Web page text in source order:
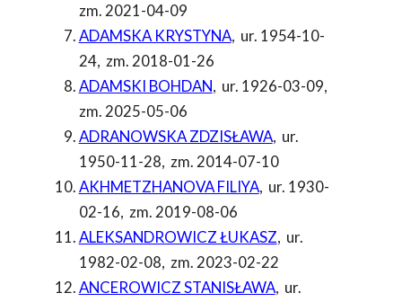
zm. 2021-04-09
ADAMSKA KRYSTYNA, ur. 1954-10-
24, zm. 2018-01-26
ADAMSKI BOHDAN, ur. 1926-03-09,
zm. 2025-05-06
ADRANOWSKA ZDZISŁAWA, ur.
1950-11-28, zm. 2014-07-10
AKHMETZHANOVA FILIYA, ur. 1930-
02-16, zm. 2019-08-06
ALEKSANDROWICZ ŁUKASZ, ur.
1982-02-08, zm. 2023-02-22
ANCEROWICZ STANISŁAWA, ur.